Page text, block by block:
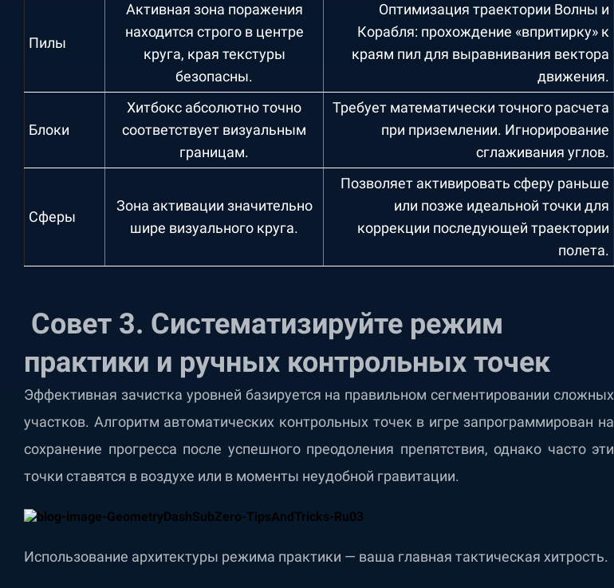
Пилы
Активная зона поражения
находится строго в центре
круга, края текстуры
безопасны.
Оптимизация траектории Волны и
Корабля: прохождение «впритирку» к
краям пил для выравнивания вектора
движения.
Блоки
Хитбокс абсолютно точно
соответствует визуальным
границам.
Требует математически точного расчета
при приземлении. Игнорирование
сглаживания углов.
Сферы
Зона активации значительно
шире визуального круга.
Позволяет активировать сферу раньше
или позже идеальной точки для
коррекции последующей траектории
полета.
Совет 3. Систематизируйте режим
практики и ручных контрольных точек
Эффективная зачистка уровней базируется на правильном сегментировании сложных
участков. Алгоритм автоматических контрольных точек в игре запрограммирован на
сохранение прогресса после успешного преодоления препятствия, однако часто эти
точки ставятся в воздухе или в моменты неудобной гравитации.
Использование архитектуры режима практики — ваша главная тактическая хитрость.